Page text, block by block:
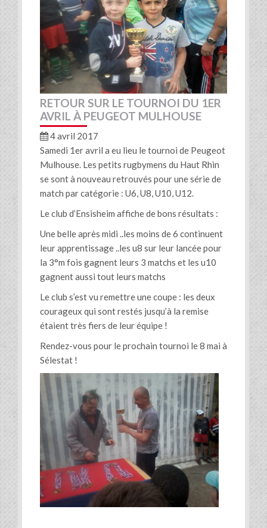
RETOUR SUR LE TOURNOI DU 1ER
AVRIL À PEUGEOT MULHOUSE
4 avril 2017
Samedi 1er avril a eu lieu le tournoi de Peugeot
Mulhouse. Les petits rugbymens du Haut Rhin
se sont à nouveau retrouvés pour une série de
match par catégorie : U6, U8, U10, U12.
Le club d’Ensisheim affiche de bons résultats :
Une belle après midi ..les moins de 6 continuent
leur apprentissage ..les u8 sur leur lancée pour
la 3°m fois gagnent leurs 3 matchs et les u10
gagnent aussi tout leurs matchs
Le club s’est vu remettre une coupe : les deux
courageux qui sont restés jusqu’à la remise
étaient très fiers de leur équipe !
Rendez-vous pour le prochain tournoi le 8 mai à
Sélestat !